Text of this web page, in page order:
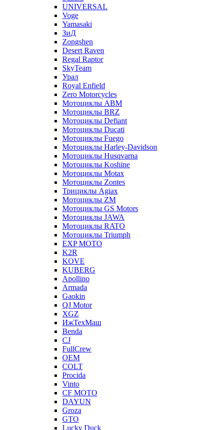
UNIVERSAL
Voge
Yamasaki
ЗиД
Zongshen
Desert Raven
Regal Raptor
SkyTeam
Урал
Royal Enfield
Zero Motorcycles
Мотоциклы ABM
Мотоциклы BRZ
Мотоциклы Defiant
Мотоциклы Ducati
Мотоциклы Fuego
Мотоциклы Harley-Davidson
Мотоциклы Husqvarna
Мотоциклы Koshine
Мотоциклы Motax
Мотоциклы Zontes
Трициклы Agiax
Мотоциклы ZM
Мотоциклы GS Motors
Мотоциклы JAWA
Мотоциклы RATO
Мотоциклы Triumph
EXP MOTO
K2R
KOVE
KUBERG
Apollino
Armada
Gaokin
QJ Motor
XGZ
ИжТехМаш
Benda
CJ
FullCrew
OEM
COLT
Procida
Vinto
CF MOTO
DAYUN
Groza
GTO
Lucky Duck